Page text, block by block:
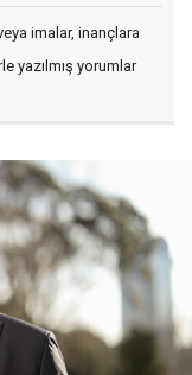
imalar, inançlara
yazılmış yorumlar